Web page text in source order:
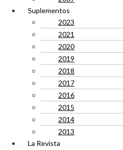
Suplementos
2023
2021
2020
2019
2018
2017
2016
2015
2014
2013
La Revista